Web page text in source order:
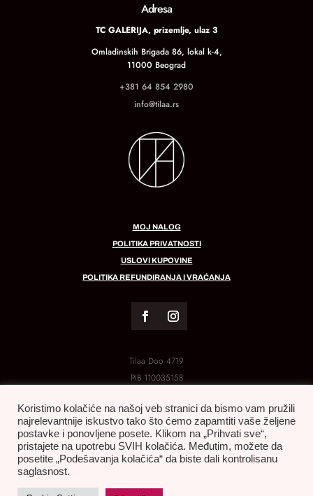
Adresa
TC GALERIJA, prizemlje, ulaz 3
Omladinskih Brigada 86, lokal k-4,
11000 Beograd
+381 64 854 2980
info@tilaa.rs
MOJ NALOG
POLITIKA PRIVATNOSTI
USLOVI KUPOVINE
POLITIKA REFUNDIRANJA I VRAĆANJA
Tilaa Doo 4719
PIB 110035158
Koristimo kolačiće na našoj veb stranici da bismo vam pružili
najrelevantnije iskustvo tako što ćemo zapamtiti vaše željene
postavke i ponovljene posete. Klikom na „Prihvati sve“,
pristajete na upotrebu SVIH kolačića. Međutim, možete da
posetite „Podešavanja kolačića“ da biste dali kontrolisanu
saglasnost.